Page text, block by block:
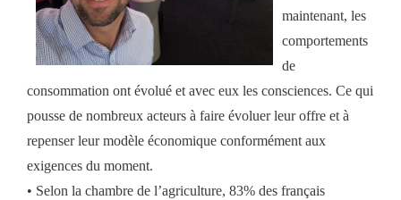
maintenant, les
comportements
de
consommation ont évolué et avec eux les consciences. Ce qui
pousse de nombreux acteurs à faire évoluer leur offre et à
repenser leur modèle économique conformément aux
exigences du moment.
• Selon la chambre de l’agriculture, 83% des français